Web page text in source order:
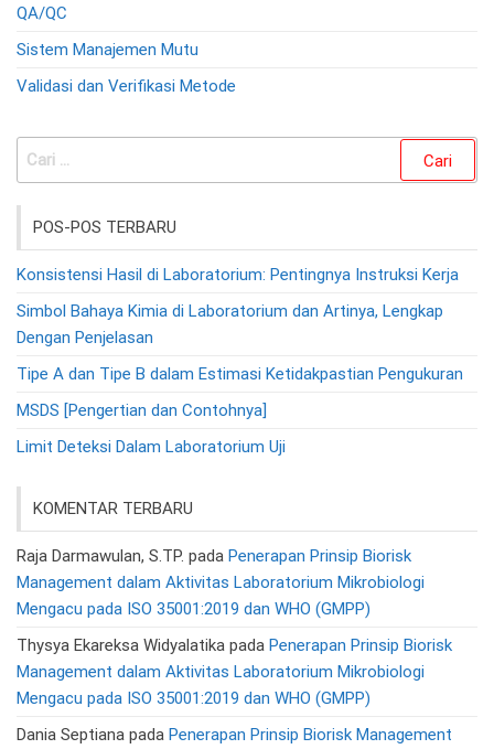
QA/QC
Sistem Manajemen Mutu
Validasi dan Verifikasi Metode
Cari
POS-POS TERBARU
Konsistensi Hasil di Laboratorium: Pentingnya Instruksi Kerja
Simbol Bahaya Kimia di Laboratorium dan Artinya, Lengkap
Dengan Penjelasan
Tipe A dan Tipe B dalam Estimasi Ketidakpastian Pengukuran
MSDS [Pengertian dan Contohnya]
Limit Deteksi Dalam Laboratorium Uji
KOMENTAR TERBARU
Raja Darmawulan, S.TP. pada Penerapan Prinsip Biorisk
Management dalam Aktivitas Laboratorium Mikrobiologi
Mengacu pada ISO 35001:2019 dan WHO (GMPP)
Thysya Ekareksa Widyalatika pada Penerapan Prinsip Biorisk
Management dalam Aktivitas Laboratorium Mikrobiologi
Mengacu pada ISO 35001:2019 dan WHO (GMPP)
Dania Septiana pada Penerapan Prinsip Biorisk Management